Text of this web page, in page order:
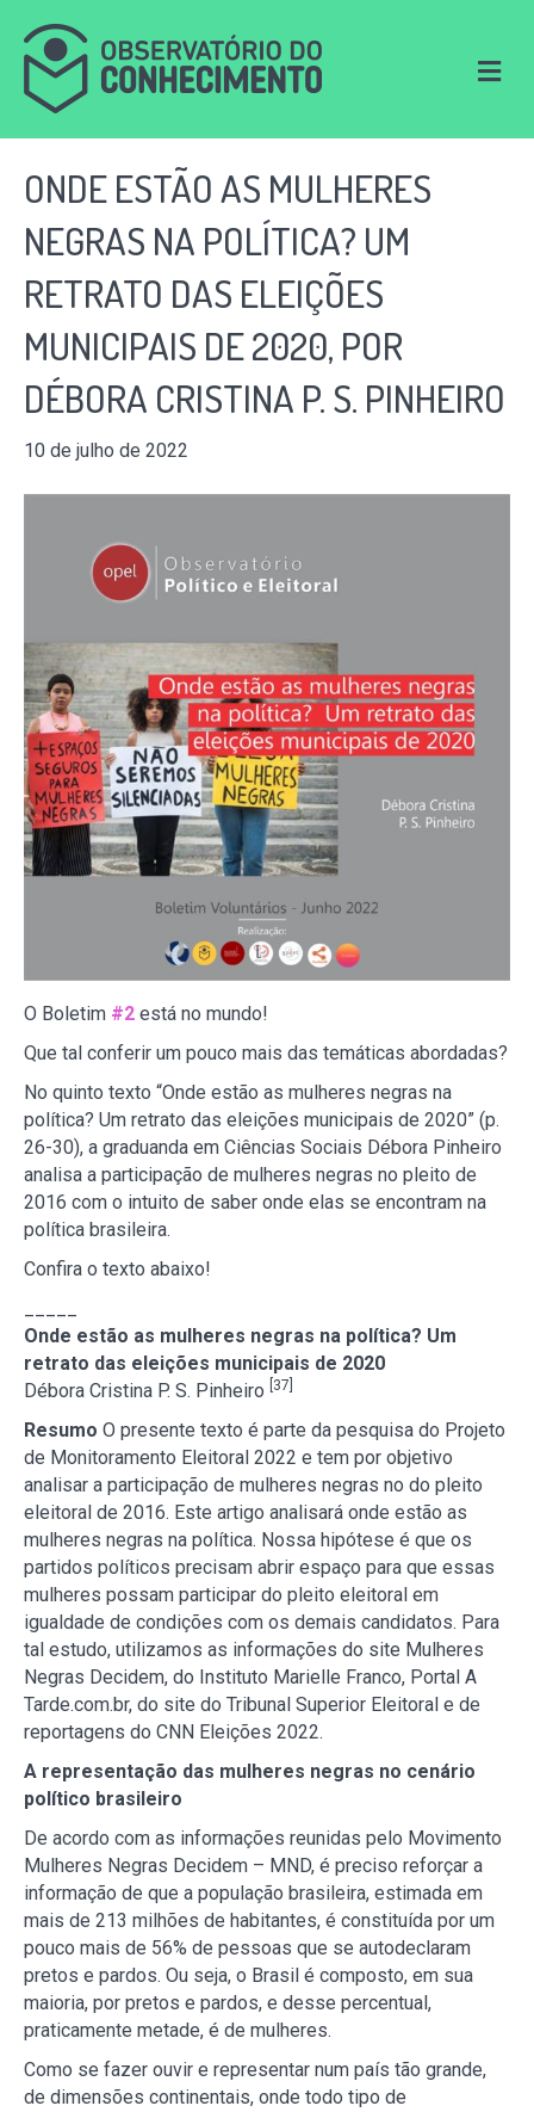
M
e
u
ONDE ESTÃO AS MULHERES
NEGRAS NA POLÍTICA? UM
RETRATO DAS ELEIÇÕES
MUNICIPAIS DE 2020, POR
DÉBORA CRISTINA P. S. PINHEIRO
10 de julho de 2022
O Boletim #2 está no mundo!
Que tal conferir um pouco mais das temáticas abordadas?
No quinto texto “Onde estão as mulheres negras na
política? Um retrato das eleições municipais de 2020” (p.
26-30), a graduanda em Ciências Sociais Débora Pinheiro
analisa a participação de mulheres negras no pleito de
2016 com o intuito de saber onde elas se encontram na
política brasileira.
Confira o texto abaixo!
Onde estão as mulheres negras na política? Um
retrato das eleições municipais de 2020
Débora Cristina P. S. Pinheiro
[37]
Resumo O presente texto é parte da pesquisa do Projeto
de Monitoramento Eleitoral 2022 e tem por objetivo
analisar a participação de mulheres negras no do pleito
eleitoral de 2016. Este artigo analisará onde estão as
mulheres negras na política. Nossa hipótese é que os
partidos políticos precisam abrir espaço para que essas
mulheres possam participar do pleito eleitoral em
igualdade de condições com os demais candidatos. Para
tal estudo, utilizamos as informações do site Mulheres
Negras Decidem, do Instituto Marielle Franco, Portal A
Tarde.com.br, do site do Tribunal Superior Eleitoral e de
reportagens do CNN Eleições 2022.
A representação das mulheres negras no cenário
político brasileiro
De acordo com as informações reunidas pelo Movimento
Mulheres Negras Decidem – MND, é preciso reforçar a
informação de que a população brasileira, estimada em
mais de 213 milhões de habitantes, é constituída por um
pouco mais de 56% de pessoas que se autodeclaram
pretos e pardos. Ou seja, o Brasil é composto, em sua
maioria, por pretos e pardos, e desse percentual,
praticamente metade, é de mulheres.
Como se fazer ouvir e representar num país tão grande,
de dimensões continentais, onde todo tipo de